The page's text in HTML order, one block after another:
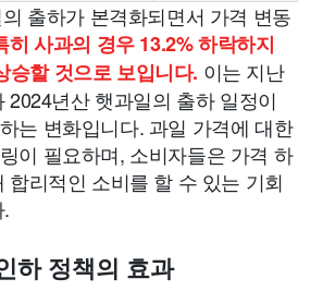
출하가 본격화되면서 가격 변동
히 사과의 경우 13.2% 하락하지
승할 것으로 보입니다. 이는 지난
2024년산 햇과일의 출하 일정이
는 변화입니다. 과일 가격에 대한
이 필요하며, 소비자들은 가격 하
합리적인 소비를 할 수 있는 기회
하 정책의 효과